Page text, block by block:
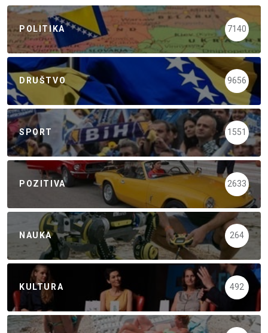
POLITIKA 7140
DRUŠTVO 9656
SPORT 1551
POZITIVA 2633
NAUKA 264
KULTURA 492